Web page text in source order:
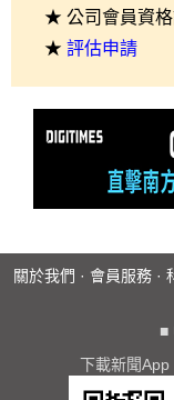
★ 公司會員資
★ 評估申請
關於我們 · 會員服務 ·
■
下載新聞App